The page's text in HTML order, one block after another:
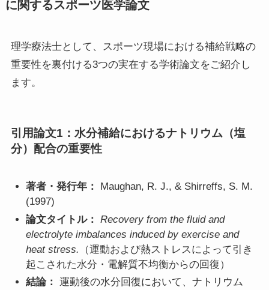
に関するスポーツ医学論文
理学療法士として、スポーツ現場における補給戦略の
重要性を裏付ける3つの実在する学術論文をご紹介し
ます。
引用論文1：水分補給におけるナトリウム（塩
分）配合の重要性
著者・発行年：
Maughan, R. J., & Shirreffs, S. M.
(1997)
論文タイトル：
Recovery from the fluid and
electrolyte imbalances induced by exercise and
heat stress.
（運動および熱ストレスによって引き
起こされた水分・電解質不均衡からの回復）
結論： 運動後の水分回復において、ナトリウム